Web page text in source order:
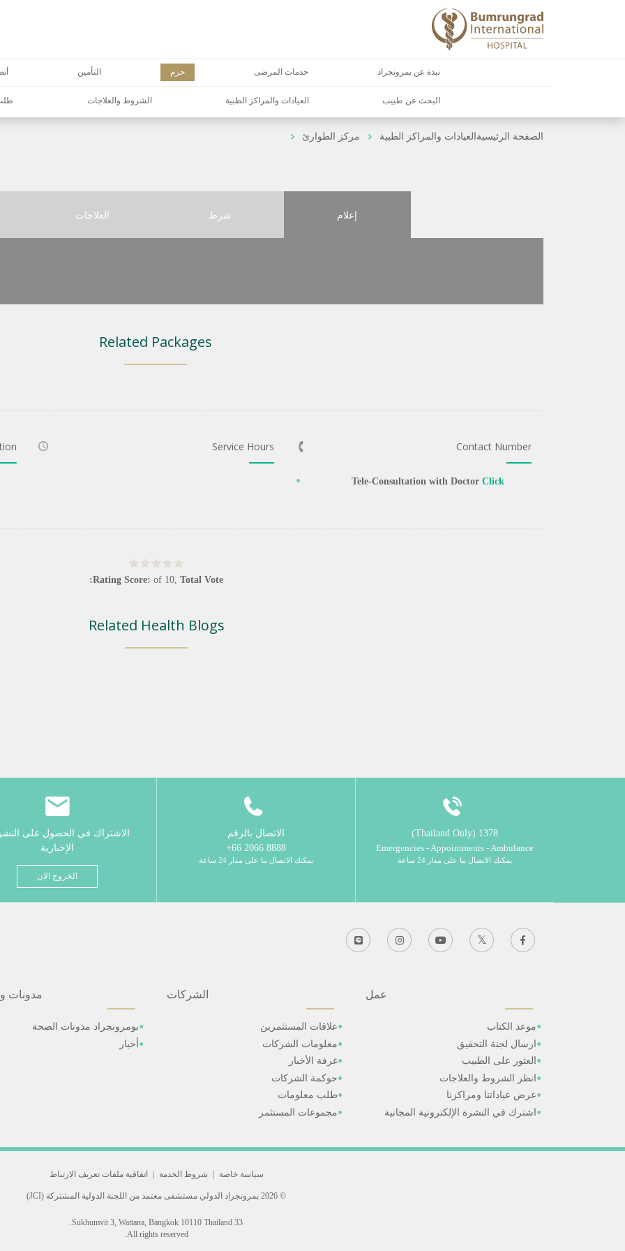
نبذة عن بمرونجراد خدمات المرضى حزم التأمين
البحث عن طبيب العيادات والمراكز الطبية الشروط والعلاجات
الصفحة الرئيسية العيادات والمراكز الطبية مركز الطوارئ
إعلام شرط العلاجات
Related Packages
Contact Number
Tele-Consultation with Doctor Click
Service Hours
Rating Score: of 10 Total Vote:
Related Health Blogs
1378 (Thailand Only)
Emergencies - Appointments - Ambulance
يمكنك الاتصال بنا على مدار 24 ساعة
الاتصال بالرقم
8888 2066 66+
يمكنك الاتصال بنا على مدار 24 ساعة
الاشتراك في الحصول على
الإخبارية
الخروج الان
عمل
موعد الكتاب
ارسال لجنة التحقيق
العثور على الطبيب
انظر الشروط والعلاجات
عرض عياداتنا ومراكزنا
اشترك في النشرة الإلكترونية المجانية
الشركات
علاقات المستثمرين
معلومات الشركات
غرفة الأخبار
حوكمة الشركات
طلب معلومات
مجموعات المستثمر
مدونات
بومرونجراد مدونات الصحة
أخبار
سياسة خاصة | شروط الخدمة | اتفاقية ملفات تعريف الارتباط
© 2026 بمرونجراد الدولي مستشفى معتمد من اللجنة الدولية المشتركة (JCI)
33 Sukhumvit 3, Wattana, Bangkok 10110 Thailand.
All rights reserved.